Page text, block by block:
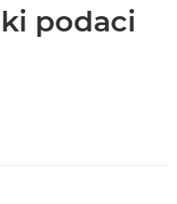
podaci